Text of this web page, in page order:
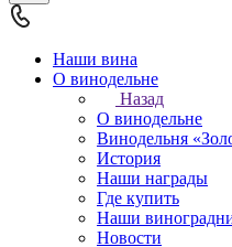
Наши вина
О винодельне
Назад
О винодельне
Винодельня
История
Наши награды
Где купить
Наши
Новости